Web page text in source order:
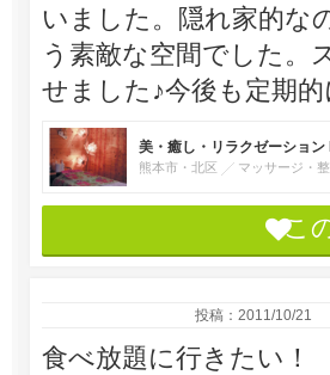
いました。隠れ家的な
う素敵な空間でした。
せました♪今後も定期
美・癒し・リラクゼーショ
熊本市・北区 マッサージ・
こ
投稿：2011/10/21
食べ放題に行きたい